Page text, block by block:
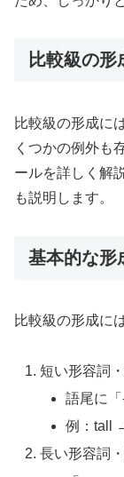
比較級の
比較級の形成に
くつかの例外も
ールを詳しく解
も説明します。
基本的な形
比較級の形成に
短い形容詞
語尾に
例：tall
長い形容詞